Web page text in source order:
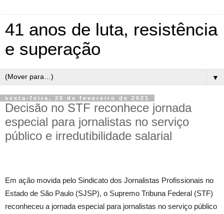
41 anos de luta, resistência
e superação
▼
sexta-feira, 26 de fevereiro de 2021
Decisão no STF reconhece jornada
especial para jornalistas no serviço
público e irredutibilidade salarial
Em ação movida pelo Sindicato dos Jornalistas Profissionais no
Estado de São Paulo (SJSP), o Supremo Tribuna Federal (STF)
reconheceu a jornada especial para jornalistas no serviço público